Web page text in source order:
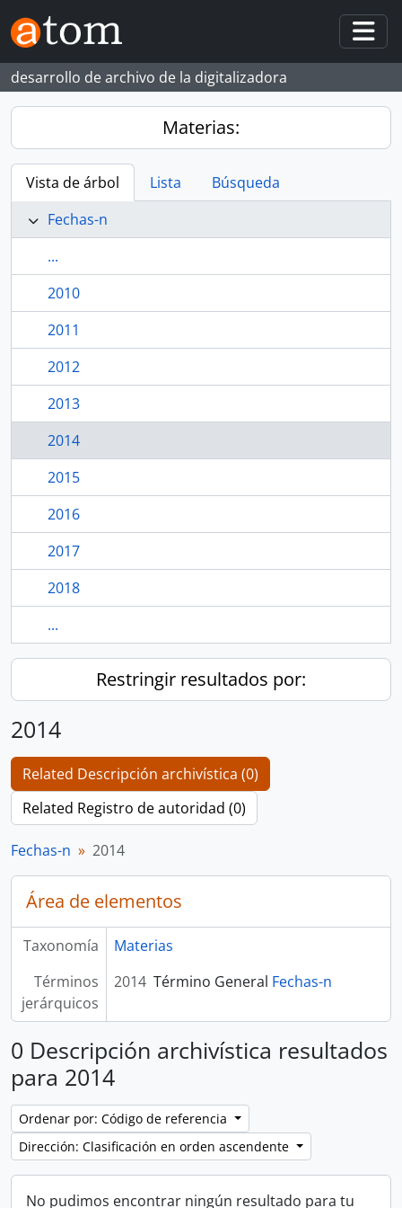
Skip to main content
desarrollo de archivo de la digitalizadora
Materias:
Vista de árbol Lista
Búsqueda
Fechas-n
...
2010
2011
2012
2013
2014
2015
2016
2017
2018
...
Restringir resultados por:
2014
Related Descripción archivística (0)
Related Registro de autoridad (0)
Fechas-n 2014
Área de elementos
Taxonomía
Materias
Términos
jerárquicos
2014 Término General Fechas-n
0 Descripción archivística resultados
para 2014
Ordenar por: Código de referencia
Dirección: Clasificación en orden ascendente
No pudimos encontrar ningún resultado para tu